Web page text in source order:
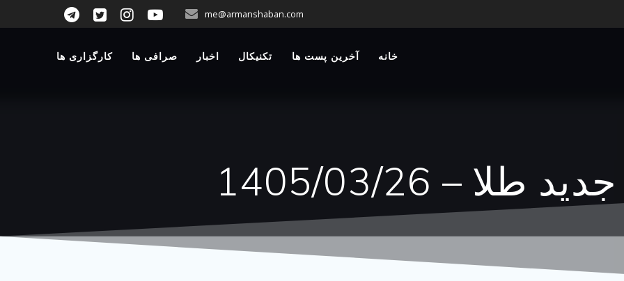
me@armanshaban.com
خانه آخرین پست ها تکنیکال اخبار صرافی ها کارگزاری ها
طلا – 1405/03/26